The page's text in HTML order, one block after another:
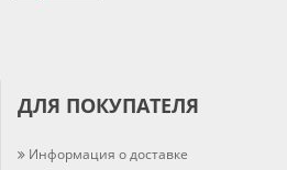
ДЛЯ ПОКУПАТЕЛЯ
Информация о доставке